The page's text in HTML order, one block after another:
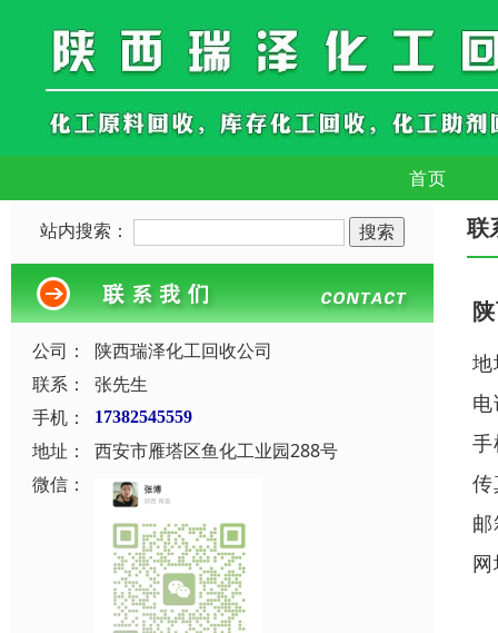
首页
站内搜索：
公司：
陕西瑞泽化工回收公司
联系：
张先生
手机：
17382545559
地址：
西安市雁塔区鱼化工业园288号
微信：
联